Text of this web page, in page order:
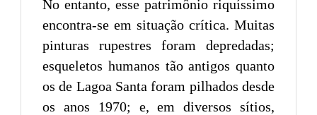
No entanto, esse patrimônio riquíssimo
encontra-se em situação crítica. Muitas
pinturas rupestres foram depredadas;
esqueletos humanos tão antigos quanto
os de Lagoa Santa foram pilhados desde
os anos 1970; e, em diversos sítios,